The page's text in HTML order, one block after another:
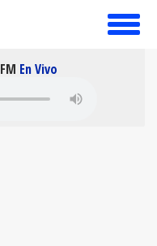
toggle
En Vivo